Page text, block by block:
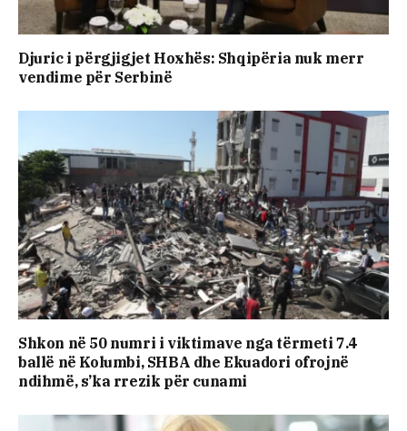
Djuric i përgjigjet Hoxhës: Shqipëria nuk merr
vendime për Serbinë
Shkon në 50 numri i viktimave nga tërmeti 7.4
ballë në Kolumbi, SHBA dhe Ekuadori ofrojnë
ndihmë, s’ka rrezik për cunami